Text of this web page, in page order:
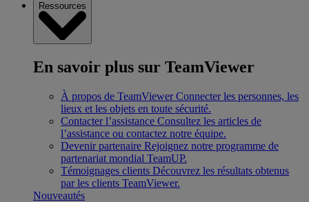
Ressources
En savoir plus sur TeamViewer
À propos de TeamViewer Connecter les personnes, les
lieux et les objets en toute sécurité.
Contacter l’assistance Consultez les articles de
l’assistance ou contactez notre équipe.
Devenir partenaire Rejoignez notre programme de
partenariat mondial TeamUP.
Témoignages clients Découvrez les résultats obtenus
par les clients TeamViewer.
Nouveautés